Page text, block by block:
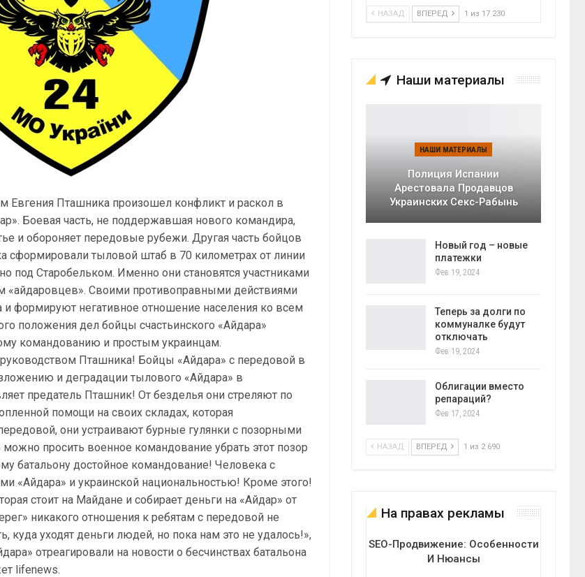
Евгения Пташника произошел конфликт и раскол в
Боевая часть, не поддержавшая нового командира,
и обороняет передовые рубежи. Другая часть бойцов
сформировали тыловой штаб в 70 километрах от линии
под Старобельком. Именно они становятся участниками
«айдаровцев». Своими противоправными действиями
и формируют негативное отношение населения ко всем
положения дел бойцы счастьинского «Айдара»
командованию и простым украинцам.
Пташника! Бойцы «Айдара» с передовой в
и деградации тылового «Айдара» в
предатель Пташник! От безделья они стреляют по
помощи на своих складах, которая
они устраивают бурные гулянки с позорными
просить военное командование убрать этот позор
батальону достойное командование! Человека с
«Айдара» и украинской национальностью! Кроме этого!
стоит на Майдане и собирает деньги на «Айдар» от
никакого отношения к ребятам с передовой не
куда уходят деньги людей, но пока нам это не удалось!»,
отреагировали на новости о бесчинствах батальона
lifenews.
НАЗАД ВПЕРЕД 1 из 17 230
Наши материалы
НАШИ МАТЕРИАЛЫ
Полиция Испании
Арестовала Продавцов
Украинских Секс-Рабынь
Новый год – новые
платежки
Фев 19, 2024
Теперь за долги по
коммуналке будут
отключать
Фев 19, 2024
Облигации вместо
репараций?
Фев 17, 2024
НАЗАД ВПЕРЕД 1 из 2 690
На правах рекламы
SEO-Продвижение: Особенности
И Нюансы